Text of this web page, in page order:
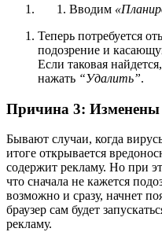
Вводим
Теперь потребуется
подозрение и
Если таковая
нажать “Удалить”.
Причина 3: Изменены
Бывают случаи, когда
итоге открывается
содержит рекламу. Но при
что сначала не кажется
возможно и сразу, начнет
браузер сам будет
рекламу.